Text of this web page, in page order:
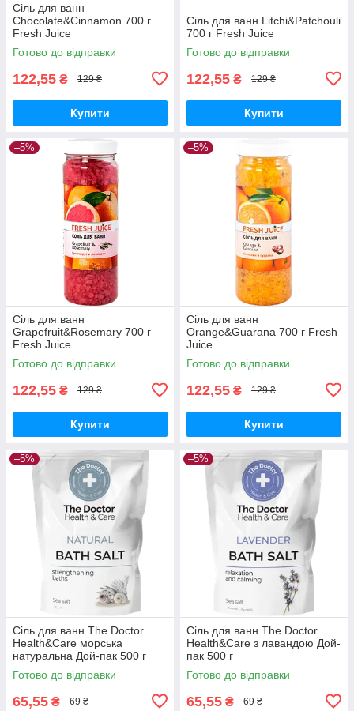
Сіль для ванн
Chocolate&Cinnamon 700 г
Fresh Juice
Готово до відправки
122,55 ₴ 129 ₴
Купити
Сіль для ванн Litchi&Patchouli
700 г Fresh Juice
Готово до відправки
122,55 ₴ 129 ₴
Купити
–5%
Сіль для ванн
Grapefruit&Rosemary 700 г
Fresh Juice
Готово до відправки
122,55 ₴ 129 ₴
Купити
–5%
Сіль для ванн
Orange&Guarana 700 г Fresh
Juice
Готово до відправки
122,55 ₴ 129 ₴
Купити
–5%
Cіль для ванн The Doctor
Health&Care морська
натуральна Дой-пак 500 г
Готово до відправки
65,55 ₴ 69 ₴
–5%
Cіль для ванн The Doctor
Health&Care з лавандою Дой-
пак 500 г
Готово до відправки
65,55 ₴ 69 ₴